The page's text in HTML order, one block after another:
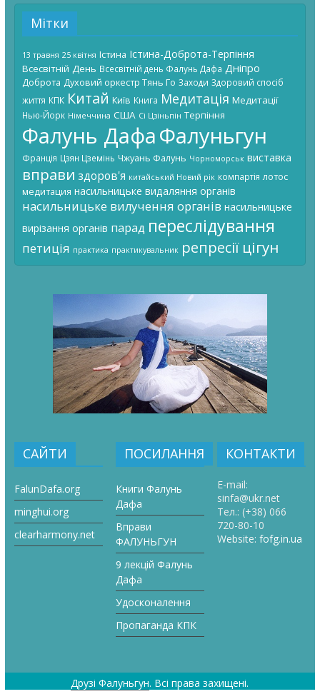
Мітки
13 травня 25 квітня Істина Істина-Доброта-Терпіння
Всесвітній День Всесвітній день Фалунь Дафа Дніпро
Доброта Духовий оркестр Тянь Го Заходи Здоровий спосіб
життя КПК Китай Київ Книга Медитація Медитації
Нью-Йорк Німеччина США Сі Цзіньпін Терпіння
Фалунь ДафаФалуньгун
Франція Цзян Цземінь Чжуань Фалунь Чорноморськ виставка
вправи здоров'я китайський Новий рік компартія лотос
медитация насильницьке видаляння органів
насильницьке вилучення органів насильницьке
вирізання органів парад переслідування
петиція практика практикувальник репресії цігун
САЙТИ
FalunDafa.org
minghui.org
clearharmony.net
ПОСИЛАННЯ
Книги Фалунь
Дафа
Вправи
ФАЛУНЬГУН
9 лекцій Фалунь
Дафа
Удосконалення
Пропаганда КПК
КОНТАКТИ
E-mail:
sinfa@ukr.net
Тел.: (+38) 066
720-80-10
Website:fofg.in.ua
Друзі Фалуньгун. Всі права захищені.